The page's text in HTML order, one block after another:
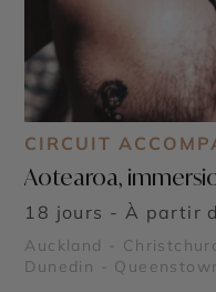
CIRCUIT
Aotearoa,
18 jours - À partir
Auckland -
Dunedin -